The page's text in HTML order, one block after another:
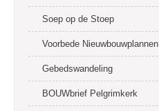
Soep op de Stoep
Voorbede Nieuwbouwplannen
Gebedswandeling
BOUWbrief Pelgrimkerk